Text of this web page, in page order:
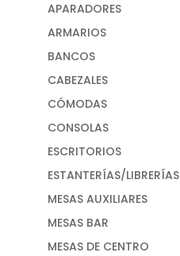
APARADORES
ARMARIOS
BANCOS
CABEZALES
CÓMODAS
CONSOLAS
ESCRITORIOS
ESTANTERÍAS/LIBRERÍAS
MESAS AUXILIARES
MESAS BAR
MESAS DE CENTRO